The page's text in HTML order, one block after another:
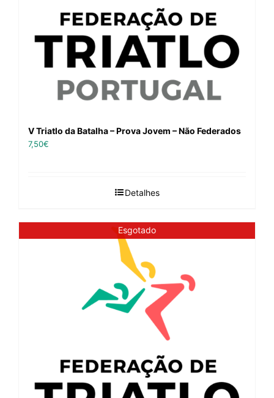
V Triatlo da Batalha – Prova Jovem – Não Federados
7,50€
Detalhes
Esgotado